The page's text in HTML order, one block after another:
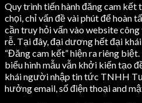
Quy trình tiến hành đăng cam kết
chọi, chỉ vấn đề vài phút để hoàn
cần truy hỏi vấn vào website
rễ. Tại đây, đại dương hết đại
“Đăng cam kết” hiện ra riêng
biểu hình mẫu vẫn khởi kiến tạo
khái người nhập tin tức TNHH
hưởng email, số điện thoại and